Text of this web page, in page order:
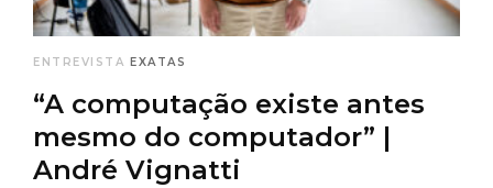
ENTREVISTA EXATAS
“A computação existe antes
mesmo do computador” |
André Vignatti